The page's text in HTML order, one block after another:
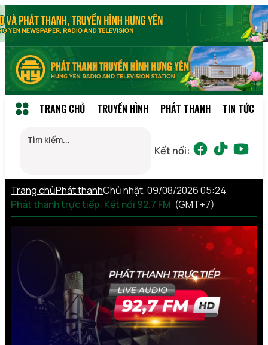
TRANG CHỦ TRUYỀN HÌNH PHÁT THANH TIN TỨC
Kết nối:
Trang chủPhát thanh
Phát thanh trực tiếp: Kết nối 92,7 FM
Chủ nhật, 09/08/2026 05:24
(GMT+7)